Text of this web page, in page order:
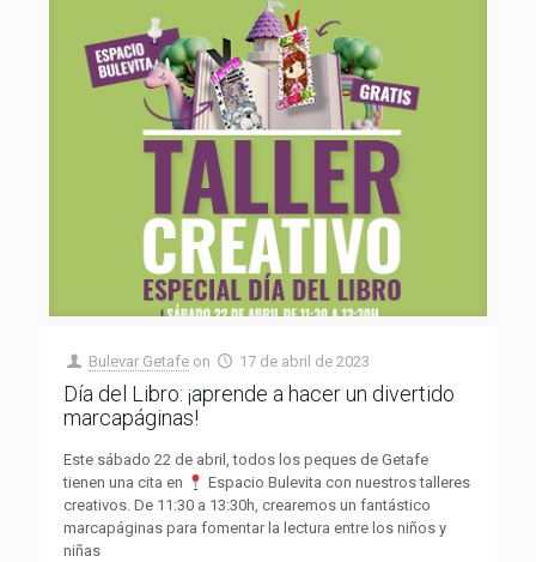
Bulevar Getafe on 17 de abril de 2023
Día del Libro: ¡aprende a hacer un divertido
marcapáginas!
Este sábado 22 de abril, todos los peques de Getafe
tienen una cita en
Espacio Bulevita con nuestros talleres
creativos. De 11:30 a 13:30h, crearemos un fantástico
marcapáginas para fomentar la lectura entre los niños y
niñas